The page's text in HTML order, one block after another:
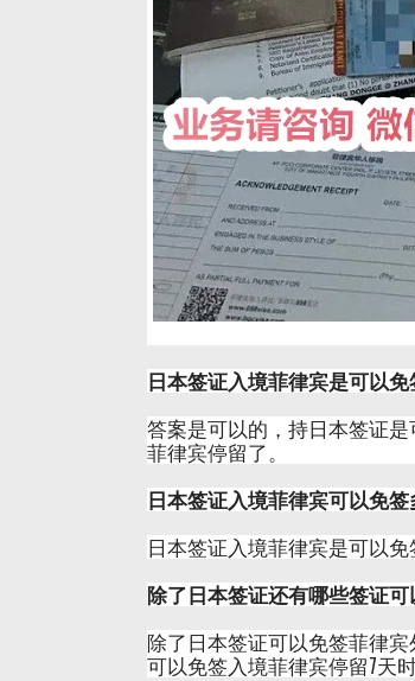
日本签证入境菲律宾是可以
答案是可以的，持日本签证
菲律宾停留了。
日本签证入境菲律宾可以免
日本签证入境菲律宾是可以免
除了日本签证还有哪些签证
除了日本签证可以免签菲律
可以免签入境菲律宾停留7天时